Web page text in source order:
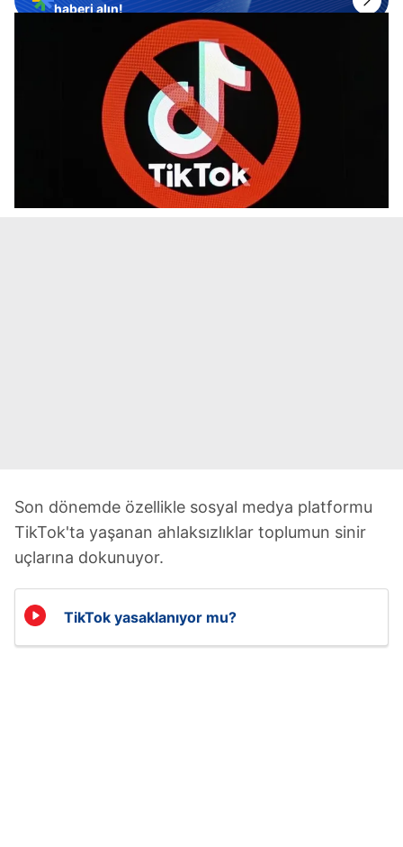
haberi alın!
Son dönemde özellikle sosyal medya platformu
TikTok'ta yaşanan ahlaksızlıklar toplumun sinir
uçlarına dokunuyor.
TikTok yasaklanıyor mu?